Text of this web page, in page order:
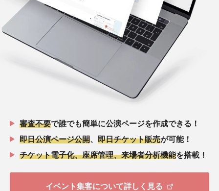
審査不要で誰でも簡単に公演ページを作成できる！
即日公演ページ公開
即日チケット販売が可能！
チケット電子化、座席管理、来場者分析機能を搭載！
イベント集客について詳しく見る